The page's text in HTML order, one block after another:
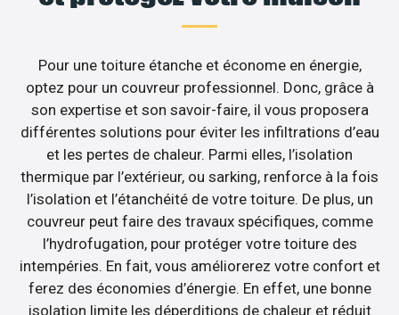
Pour une toiture étanche et économe en énergie,
optez pour un couvreur professionnel. Donc, grâce à
son expertise et son savoir-faire, il vous proposera
différentes solutions pour éviter les infiltrations d’eau
et les pertes de chaleur. Parmi elles, l’isolation
thermique par l’extérieur, ou sarking, renforce à la fois
l’isolation et l’étanchéité de votre toiture. De plus, un
couvreur peut faire des travaux spécifiques, comme
l’hydrofugation, pour protéger votre toiture des
intempéries. En fait, vous améliorerez votre confort et
ferez des économies d’énergie. En effet, une bonne
isolation limite les déperditions de chaleur et réduit